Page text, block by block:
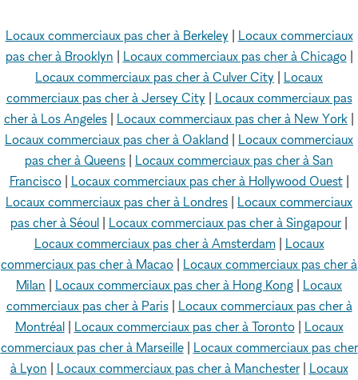
Locaux commerciaux pas cher à Berkeley
Locaux commerciaux
pas cher à Brooklyn
Locaux commerciaux pas cher à Chicago|
Locaux commerciaux pas cher à Culver City
Locaux
commerciaux pas cher à Jersey City
Locaux commerciaux pas
cher à Los Angeles
Locaux commerciaux pas cher à New York
Locaux commerciaux pas cher à Oakland
Locaux commerciaux
pas cher à Queens
Locaux commerciaux pas cher à San
Francisco| Locaux commerciaux pas cher à Hollywood Ouest|
Locaux commerciaux pas cher à Londres
Locaux commerciaux
pas cher à Séoul
Locaux commerciaux pas cher à Singapour
Locaux commerciaux pas cher à Amsterdam| Locaux
commerciaux pas cher à Macao
Locaux commerciaux pas cher à
Milan
Locaux commerciaux pas cher à Hong Kong
Locaux
commerciaux pas cher à Paris| Locaux commerciaux pas cher à
Montréal| Locaux commerciaux pas cher à Toronto| Locaux
commerciaux pas cher à Marseille| Locaux commerciaux pas cher
à Lyon
Locaux commerciaux pas cher à Manchester| Locaux